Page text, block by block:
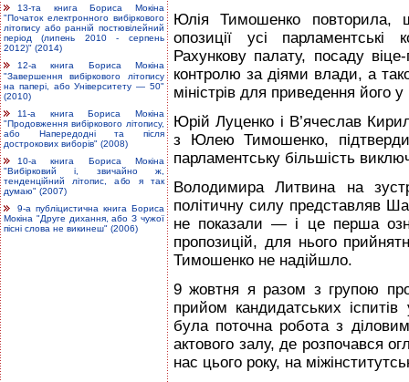
13-та книга Бориса Мокіна
"Початок електронного вибіркового
літопису або ранній постювілейний
період (липень 2010 - серпень
2012)" (2014)
12-а книга Бориса Мокіна
"Завершення вибіркового літопису
на папері, або Університету — 50"
(2010)
11-а книга Бориса Мокіна
"Продовження вибіркового літопису,
або Напередодні та після
дострокових виборів" (2008)
10-а книга Бориса Мокіна
"Вибірковий і, звичайно ж,
тенденційний літопис, або я так
думаю" (2007)
9-а публіцистична книга Бориса
Мокіна "Друге дихання, або З чужої
пісні слова не викинеш" (2006)
Юлія Тимошенко повторила,
опозиції усі парламентські
Рахункову палату, посаду віце-
контролю за діями влади, а
міністрів для приведення його у
Юрій Луценко і В’ячеслав
з Юлею Тимошенко,
парламентську більшість
Володимира Литвина на
політичну силу представляв
не показали — і це перша
пропозицій, для нього
Тимошенко не надійшло.
9 жовтня я разом з групою
прийом кандидатських
була поточна робота з
актового залу, де розпочався
нас цього року, на